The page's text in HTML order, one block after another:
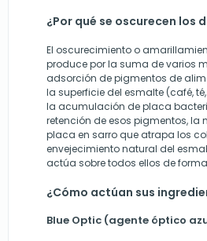
¿Por qué se oscurecen los
El oscurecimiento o
produce por la suma de varios
adsorción de pigmentos de
la superficie del esmalte (café,
la acumulación de placa
retención de esos pigmentos, la
placa en sarro que atrapa los
envejecimiento natural del
actúa sobre todos ellos de
¿Cómo actúan sus
Blue Optic (agente óptico